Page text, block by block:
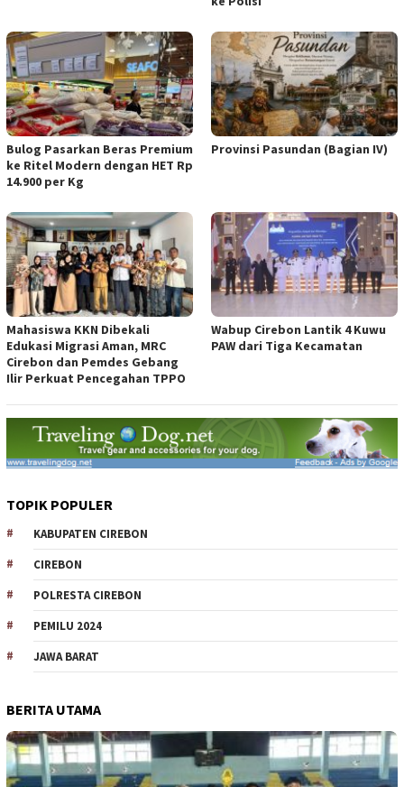
Bulog Pasarkan Beras Premium
ke Ritel Modern dengan HET Rp
14.900 per Kg
Provinsi Pasundan (Bagian IV)
Mahasiswa KKN Dibekali
Edukasi Migrasi Aman, MRC
Cirebon dan Pemdes Gebang
Ilir Perkuat Pencegahan TPPO
Wabup Cirebon Lantik 4 Kuwu
PAW dari Tiga Kecamatan
TOPIK POPULER
KABUPATEN CIREBON
CIREBON
POLRESTA CIREBON
PEMILU 2024
JAWA BARAT
BERITA UTAMA